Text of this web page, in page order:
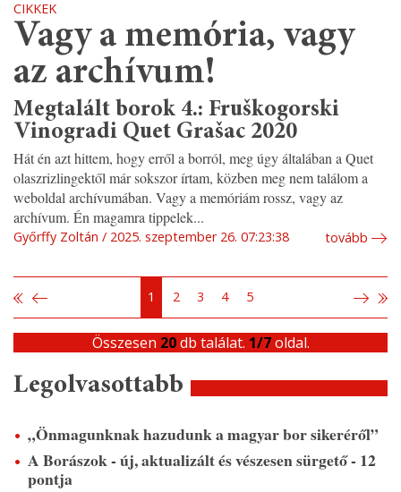
CIKKEK
Vagy a memória, vagy
az archívum!
Megtalált borok 4.: Fruškogorski
Vinogradi Quet Grašac 2020
Hát én azt hittem, hogy erről a borról, meg úgy általában a Quet
olaszrizlingektől már sokszor írtam, közben meg nem találom a
weboldal archívumában. Vagy a memóriám rossz, vagy az
archívum. Én magamra tippelek...
Győrffy Zoltán 2025. szeptember 26. 07:23:38 tovább
1 2 3 4 5
Összesen 20db találat. 1/7oldal.
Legolvasottabb
„Önmagunknak hazudunk a magyar bor sikeréről”
A Borászok - új, aktualizált és vészesen sürgető - 12
pontja